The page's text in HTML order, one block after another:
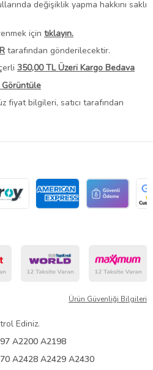
değişiklik yapma hakkını saklı
için tıklayın.
tarafından gönderilecektir.
350,00 TL Üzeri Kargo Bedava
fiyat bilgileri, satıcı tarafından
Ürün Güvenliği Bilgileri
Ediniz.
A2200 A2198
A2428 A2429 A2430